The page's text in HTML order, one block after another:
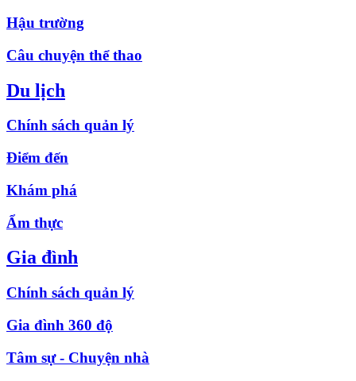
Hậu trường
Câu chuyện thể thao
Du lịch
Chính sách quản lý
Điểm đến
Khám phá
Ẩm thực
Gia đình
Chính sách quản lý
Gia đình 360 độ
Tâm sự - Chuyện nhà